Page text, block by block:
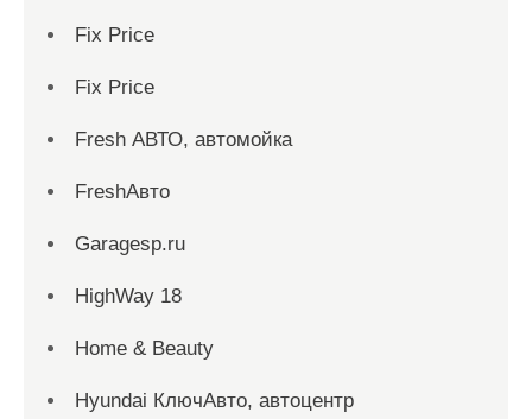
Fix Price
Fix Price
Fresh АВТО, автомойка
FreshАвто
Garagesp.ru
HighWay 18
Home & Beauty
Hyundai КлючАвто, автоцентр